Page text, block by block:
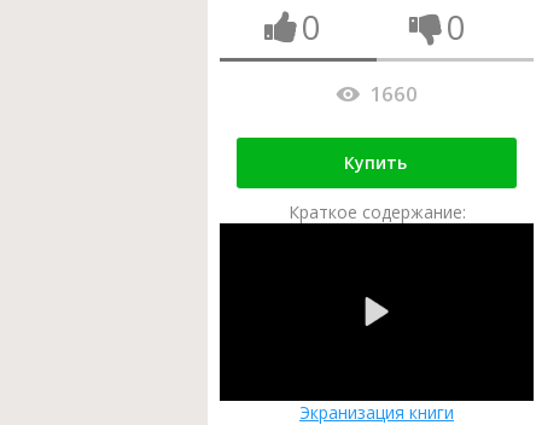
0 0
1660
Купить
Краткое содержание:
Экранизация книги